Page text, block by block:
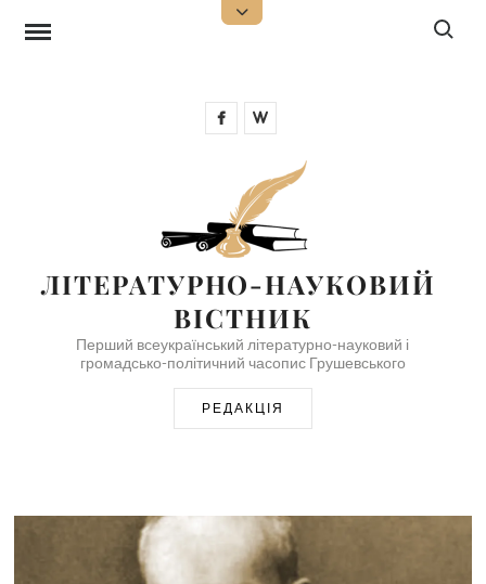
Open
Search
FacebookWikipedia
ЛІТЕРАТУРНО-НАУКОВИЙ
ВІСТНИК
Перший всеукраїнський літературно-науковий і
громадсько-політичний часопис Грушевського
РЕДАКЦІЯ